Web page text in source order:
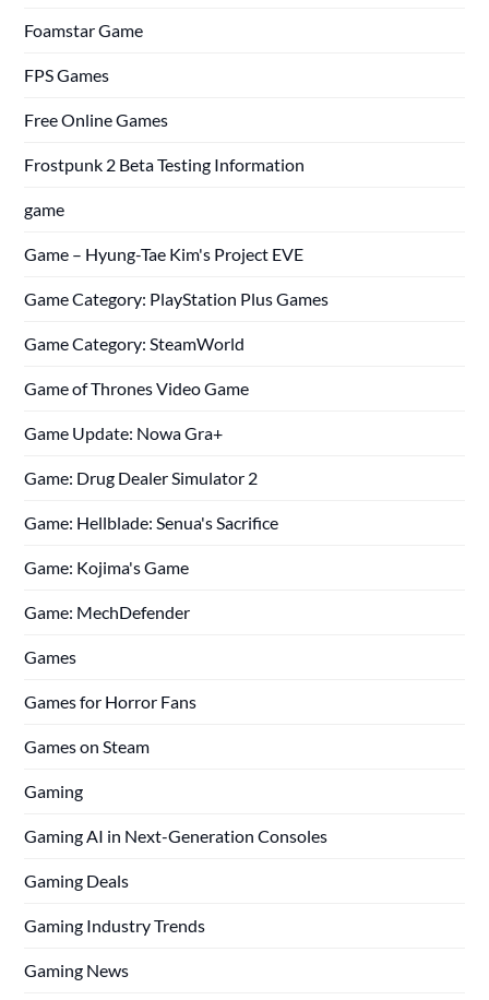
Foamstar Game
FPS Games
Free Online Games
Frostpunk 2 Beta Testing Information
game
Game – Hyung-Tae Kim's Project EVE
Game Category: PlayStation Plus Games
Game Category: SteamWorld
Game of Thrones Video Game
Game Update: Nowa Gra+
Game: Drug Dealer Simulator 2
Game: Hellblade: Senua's Sacrifice
Game: Kojima's Game
Game: MechDefender
Games
Games for Horror Fans
Games on Steam
Gaming
Gaming AI in Next-Generation Consoles
Gaming Deals
Gaming Industry Trends
Gaming News